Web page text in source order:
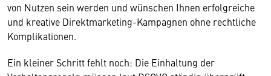
von Nutzen sein werden und wünschen Ihnen erfolgreiche
und kreative Direktmarketing-Kampagnen ohne rechtliche
Komplikationen.
Ein kleiner Schritt fehlt noch: Die Einhaltung der